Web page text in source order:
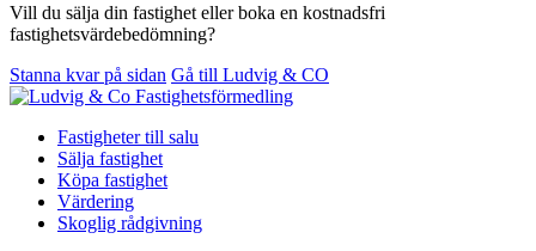
Vill du sälja din fastighet eller boka en kostnadsfri
fastighetsvärdebedömning?
Stanna kvar på sidan Gå till Ludvig & CO
Fastigheter till salu
Sälja fastighet
Köpa fastighet
Värdering
Skoglig rådgivning